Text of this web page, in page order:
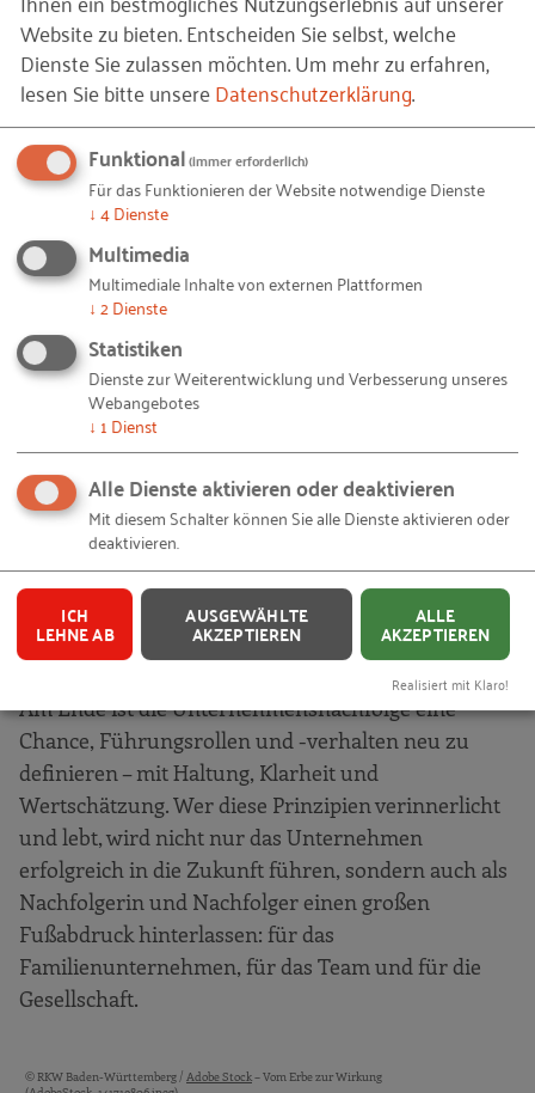
unverzichtbar. Nachfolgerinnen und Nachfolger, die
Wandel vorleben und konsequent handeln, werden
zu echten Treibern der gewünschten Veränderung
und des Fortschritts. Inkongruenzen zwischen
Anspruch und Verhalten hingegen untergraben
jede Initiative und führen zu Demotivation.
Wenn die Nachfolger zudem in der Lage sind, eine
starke Koalition mit den „angesehenen“ Führungs-
und Fachkräften einzugehen, dann steht einer
tragenden Beteiligung oft nichts mehr im Weg. Nur
wenn alle Beteiligten eingebunden werden und sich
mit den Zielen identifizieren können, gelingt es,
neue Wege zu gehen und gemeinsam einen
nachhaltigen Beitrag zu leisten. Die Einführung
neuer Technologien, wie beispielsweise KI, zeigt:
Technik allein reicht nicht aus. Es braucht
begleitende Qualifizierung, klare Kommunikation
und eine Führung, die die Potenziale ihrer
Mitarbeitenden erkennt und fördert sowie
Hemmnisse der Nutzung überwindet.
Am Ende ist die Unternehmensnachfolge eine
Chance, Führungsrollen und -verhalten neu zu
definieren – mit Haltung, Klarheit und
Wertschätzung. Wer diese Prinzipien verinnerlicht
und lebt, wird nicht nur das Unternehmen
erfolgreich in die Zukunft führen, sondern auch als
Nachfolgerin und Nachfolger einen großen
Fußabdruck hinterlassen: für das
Familienunternehmen, für das Team und für die
Gesellschaft.
Bildquellen und Copyright-Hinweise
© RKW Baden-Württemberg / Adobe Stock– Vom Erbe zur Wirkung
Website zu bieten. Entscheiden Sie selbst, welche
Dienste Sie zulassen möchten.Um mehr zu erfahren,
lesen Sie bitte unsereDatenschutzerklärung.
Funktional(immer erforderlich)
Für das Funktionieren der Website notwendige Dienste
↓ 4Dienste
Multimedia
Multimediale Inhalte von externen Plattformen
↓ 2Dienste
Statistiken
Dienste zur Weiterentwicklung und Verbesserung unseres
Webangebotes
↓ 1 Dienst
Alle Dienste aktivieren oder deaktivieren
Mit diesem Schalter können Sie alle Dienste aktivieren oder
deaktivieren.
ICH
LEHNE AB
AUSGEWÄHLTE
AKZEPTIEREN
ALLE
AKZEPTIEREN
Realisiert mit Klaro!